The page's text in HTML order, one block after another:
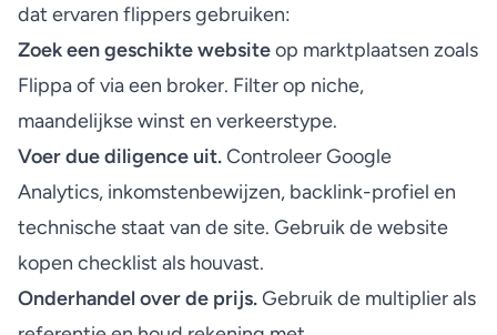
dat ervaren flippers gebruiken:
Zoek een geschikte websiteop marktplaatsen zoals
Flippa of via een broker. Filter op niche,
maandelijkse winst en verkeerstype.
Voer due diligence uit.Controleer Google
Analytics, inkomstenbewijzen, backlink-profiel en
technische staat van de site. Gebruik dewebsite
kopen checklist als houvast.
Onderhandel over de prijs.Gebruik de multiplier als